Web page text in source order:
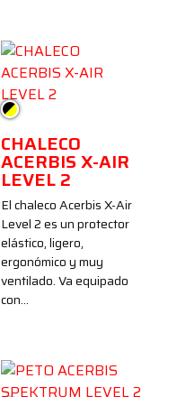
Negro/Amarillo
CHALECO
ACERBIS X-AIR
LEVEL 2
El chaleco Acerbis X-Air
Level 2 es un protector
elástico, ligero,
ergonómico y muy
ventilado. Va equipado
con…